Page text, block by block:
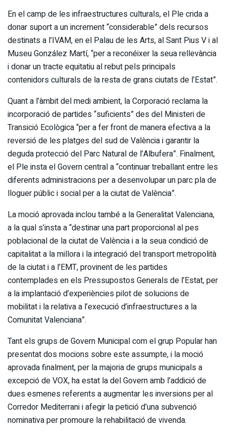
En el camp de les infraestructures culturals, el Ple crida a
donar suport a un increment “considerable” dels recursos
destinats a l’IVAM, en el Palau de les Arts, al Sant Pius V i al
Museu González Martí, “per a reconéixer la seua rellevància
i donar un tracte equitatiu al rebut pels principals
contenidors culturals de la resta de grans ciutats de l’Estat”.
Quant a l’àmbit del medi ambient, la Corporació reclama la
incorporació de partides “suficients” des del Ministeri de
Transició Ecològica “per a fer front de manera efectiva a la
reversió de les platges del sud de València i garantir la
deguda protecció del Parc Natural de l’Albufera”. Finalment,
el Ple insta el Govern central a “continuar treballant entre les
diferents administracions per a desenvolupar un parc pla de
lloguer públic i social per a la ciutat de València”.
La moció aprovada inclou també a la Generalitat Valenciana,
a la qual s’insta a “destinar una part proporcional al pes
poblacional de la ciutat de València i a la seua condició de
capitalitat a la millora i la integració del transport metropolità
de la ciutat i a l’EMT, provinent de les partides
contemplades en els Pressupostos Generals de l’Estat, per
a la implantació d’experiències pilot de solucions de
mobilitat i la relativa a l’execució d’infraestructures a la
Comunitat Valenciana”.
Tant els grups de Govern Municipal com el grup Popular han
presentat dos mocions sobre este assumpte, i la moció
aprovada finalment, per la majoria de grups municipals a
excepció de VOX, ha estat la del Govern amb l’addició de
dues esmenes referents a augmentar les inversions per al
Corredor Mediterrani i afegir la petició d’una subvenció
nominativa per promoure la rehabilitació de vivenda.